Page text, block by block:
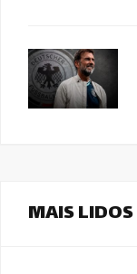
MAIS LIDOS